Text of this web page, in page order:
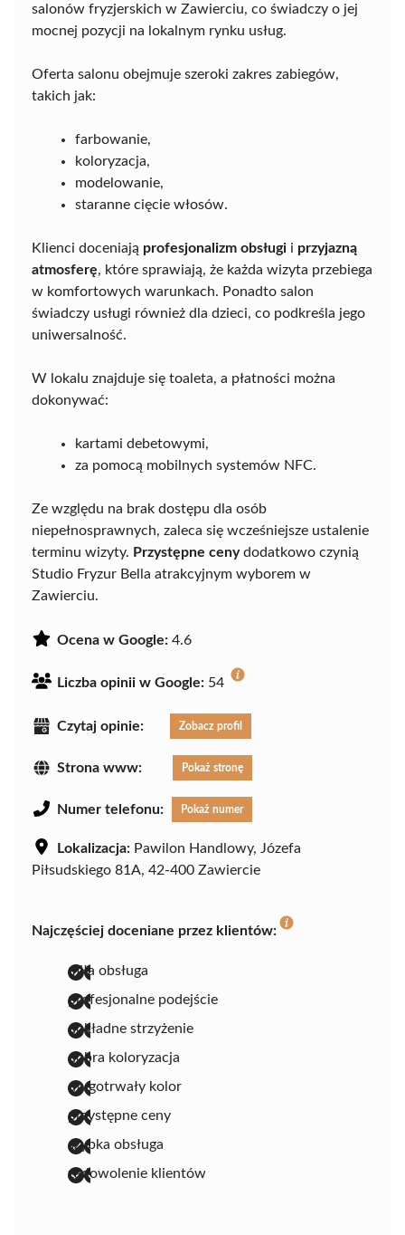
salonów fryzjerskich w Zawierciu, co świadczy o jej
mocnej pozycji na lokalnym rynku usług.
Oferta salonu obejmuje szeroki zakres zabiegów,
takich jak:
farbowanie,
koloryzacja,
modelowanie,
staranne cięcie włosów.
Klienci doceniają profesjonalizm obsługi i przyjazną
atmosferę, które sprawiają, że każda wizyta przebiega
w komfortowych warunkach. Ponadto salon
świadczy usługi również dla dzieci, co podkreśla jego
uniwersalność.
W lokalu znajduje się toaleta, a płatności można
dokonywać:
kartami debetowymi,
za pomocą mobilnych systemów NFC.
Ze względu na brak dostępu dla osób
niepełnosprawnych, zaleca się wcześniejsze ustalenie
terminu wizyty. Przystępne cenydodatkowo czynią
Studio Fryzur Bella atrakcyjnym wyborem w
Zawierciu.
Ocena w Google: 4.6
Liczba opinii w Google: 54
Czytaj opinie: Zobacz profil
Strona www: Pokaż stronę
Numer telefonu: Pokaż numer
Lokalizacja: Pawilon Handlowy, Józefa
Piłsudskiego 81A, 42-400 Zawiercie
Najczęściej doceniane przez klientów:
miła obsługa
profesjonalne podejście
dokładne strzyżenie
dobra koloryzacja
długotrwały kolor
przystępne ceny
szybka obsługa
zadowolenie klientów